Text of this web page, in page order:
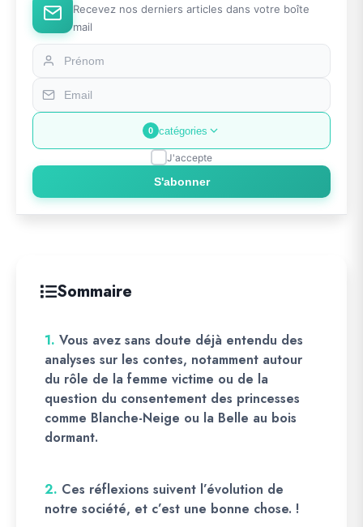
Recevez nos derniers articles dans votre boîte
mail
0 catégories
J'accepte
S'abonner
Sommaire
1. Vous avez sans doute déjà entendu des
analyses sur les contes, notamment autour
du rôle de la femme victime ou de la
question du consentement des princesses
comme Blanche-Neige ou la Belle au bois
dormant.
2. Ces réflexions suivent l’évolution de
notre société, et c’est une bonne chose. !